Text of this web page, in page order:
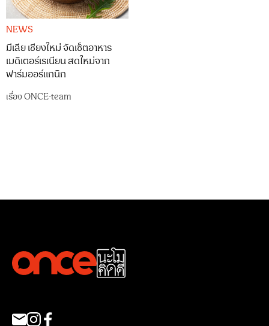
NEWS
มีเลีย เชียงใหม่ จัดเซ็ตอาหาร
เมดิเตอร์เรเนียน สดใหม่จาก
ฟาร์มออร์แกนิก
เรื่องONCE-team